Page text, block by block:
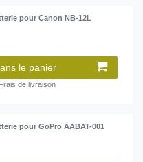
pour Canon NB-12L
le panier
Frais de livraison
pour GoPro AABAT-001